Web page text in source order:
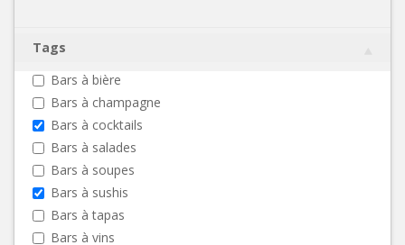
Tags
Bars à bière
Bars à champagne
Bars à cocktails
Bars à salades
Bars à soupes
Bars à sushis
Bars à tapas
Bars à vins